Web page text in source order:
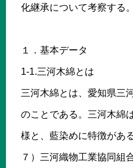
化継承について考察する。
１．基本データ
1-1.三河木綿とは
三河木綿とは、愛知県三
のことである。三河木綿
様と、藍染めに特徴があ
７）三河織物工業協同組